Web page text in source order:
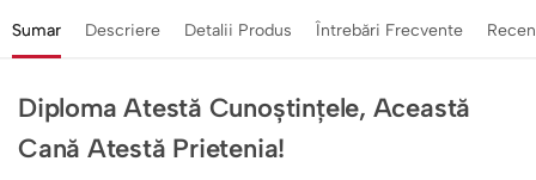
Sumar Descriere Detalii Produs Întrebări Frecvente
Diploma Atestă Cunoștințele, Această
Cană Atestă Prietenia!